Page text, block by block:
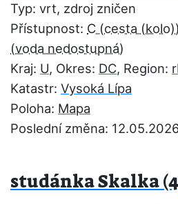
Typ: vrt, zdroj zničen
Přístupnost: C
Kraj: U, Okres: DC, Region:
Katastr: Vysoká Lípa
Poloha: Mapa
Poslední změna:
studánka Skalka